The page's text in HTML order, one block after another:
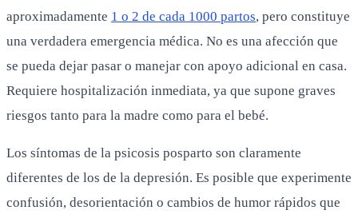
aproximadamente 1 o 2 de cada 1000 partos, pero constituye
una verdadera emergencia médica. No es una afección que
se pueda dejar pasar o manejar con apoyo adicional en casa.
Requiere hospitalización inmediata, ya que supone graves
riesgos tanto para la madre como para el bebé.
Los síntomas de la psicosis posparto son claramente
diferentes de los de la depresión. Es posible que experimente
confusión, desorientación o cambios de humor rápidos que